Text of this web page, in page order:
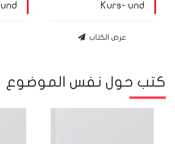
Kurs- und
عرض الكتاب
und
كتب حول نفس الموضوع